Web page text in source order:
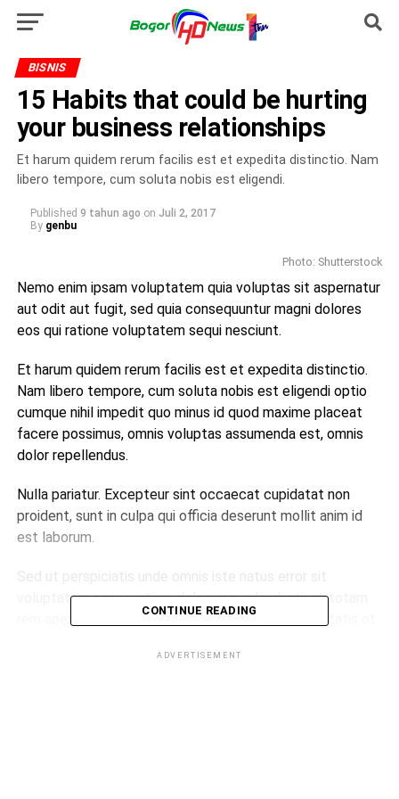
BISNIS
15 Habits that could be hurting
your business relationships
Et harum quidem rerum facilis est et expedita distinctio. Nam
libero tempore, cum soluta nobis est eligendi.
Published 9 tahun ago on Juli 2, 2017
By genbu
Photo: Shutterstock
Nemo enim ipsam voluptatem quia voluptas sit aspernatur
aut odit aut fugit, sed quia consequuntur magni dolores
eos qui ratione voluptatem sequi nesciunt.
Et harum quidem rerum facilis est et expedita distinctio.
Nam libero tempore, cum soluta nobis est eligendi optio
cumque nihil impedit quo minus id quod maxime placeat
facere possimus, omnis voluptas assumenda est, omnis
dolor repellendus.
Nulla pariatur. Excepteur sint occaecat cupidatat non
proident, sunt in culpa qui officia deserunt mollit anim id
est laborum.
Sed ut perspiciatis unde omnis iste natus error sit
voluptatem accusantium doloremque laudantium, totam
rem aperiam, eaque ipsa quae ab illo inventore veritatis et
CONTINUE READING
ADVERTISEMENT